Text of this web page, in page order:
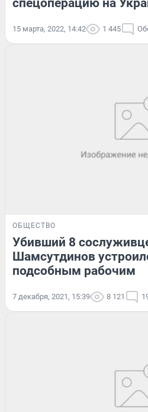
спецоперацию на
15 марта, 2022, 14:42 1 445
ОБЩЕСТВО
Убивший 8
Шамсутдинов
подсобным рабочим
7 декабря, 2021, 15:39 8 121